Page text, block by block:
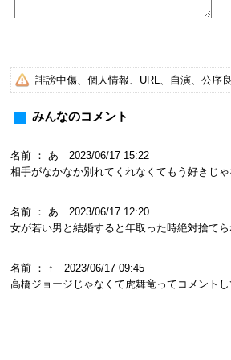
誹謗中傷、個人情報、URL、自演、公序
みんなのコメント
名前 ： あ 2023/06/17 15:22
相手がなかなか別れてくれなくてもう好きじ
名前 ： あ 2023/06/17 12:20
女が若い男と結婚すると年取った時絶対捨てら
名前 ： ↑ 2023/06/17 09:45
高橋ジョージじゃなくて虎舞竜ってコメント